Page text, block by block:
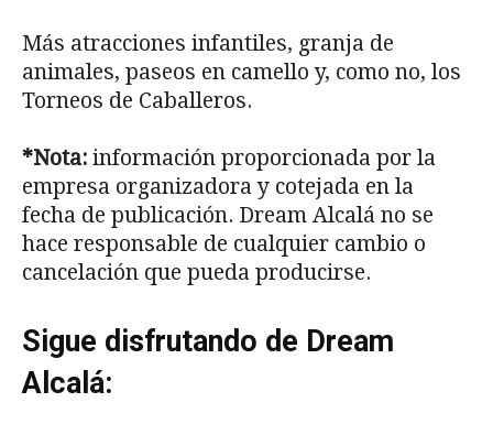
Más atracciones infantiles, granja de
animales, paseos en camello y, como no, los
Torneos de Caballeros.
*Nota: información proporcionada por la
empresa organizadora y cotejada en la
fecha de publicación. Dream Alcalá no se
hace responsable de cualquier cambio o
cancelación que pueda producirse.
Sigue disfrutando de Dream
Alcalá: